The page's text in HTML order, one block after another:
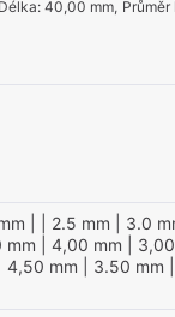
Délka: 40,00 mm, Průměr
| 2.5 mm | 3.0
mm | 4,00 mm |
| 4,50 mm | 3.50 mm